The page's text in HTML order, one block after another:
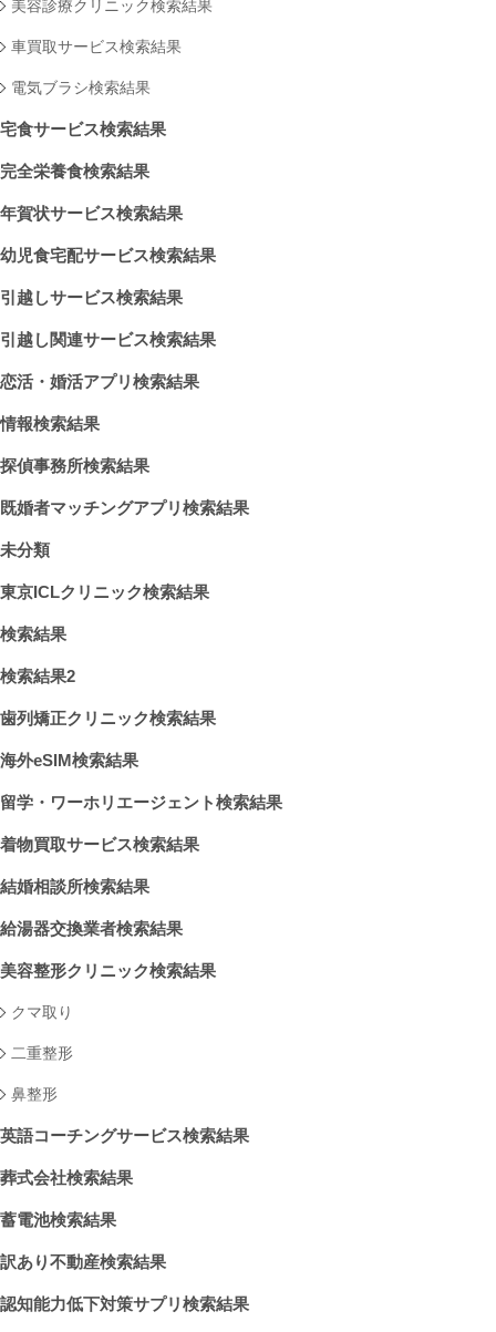
美容診療クリニック検索結果
車買取サービス検索結果
電気ブラシ検索結果
宅食サービス検索結果
完全栄養食検索結果
年賀状サービス検索結果
幼児食宅配サービス検索結果
引越しサービス検索結果
引越し関連サービス検索結果
恋活・婚活アプリ検索結果
情報検索結果
探偵事務所検索結果
既婚者マッチングアプリ検索結果
未分類
東京ICLクリニック検索結果
検索結果
検索結果2
歯列矯正クリニック検索結果
海外eSIM検索結果
留学・ワーホリエージェント検索結果
着物買取サービス検索結果
結婚相談所検索結果
給湯器交換業者検索結果
美容整形クリニック検索結果
クマ取り
二重整形
鼻整形
英語コーチングサービス検索結果
葬式会社検索結果
蓄電池検索結果
訳あり不動産検索結果
認知能力低下対策サプリ検索結果